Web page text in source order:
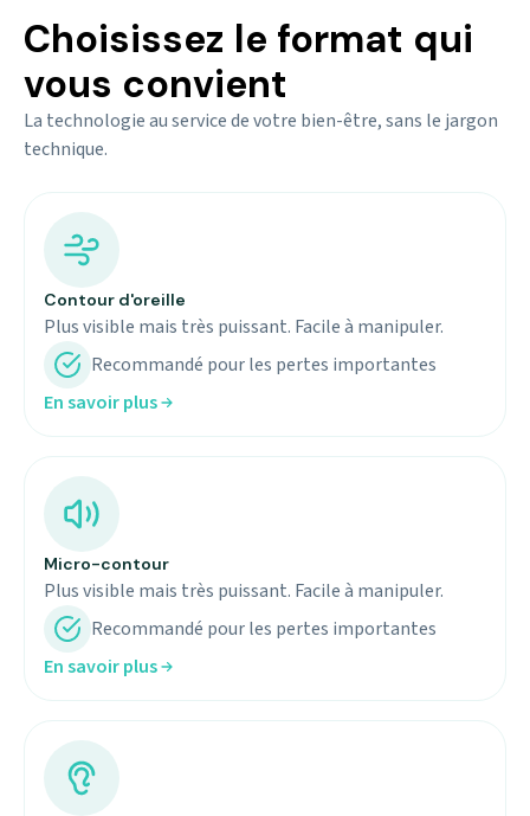
Choisissez le format qui
vous convient
La technologie au service de votre bien-être, sans le jargon
technique.
Micro-contour
Plus visible mais très puissant. Facile à manipuler.
Recommandé pour les pertes importantes
En savoir plus
Contour d'oreille
Plus visible mais très puissant. Facile à manipuler.
Recommandé pour les pertes importantes
En savoir plus